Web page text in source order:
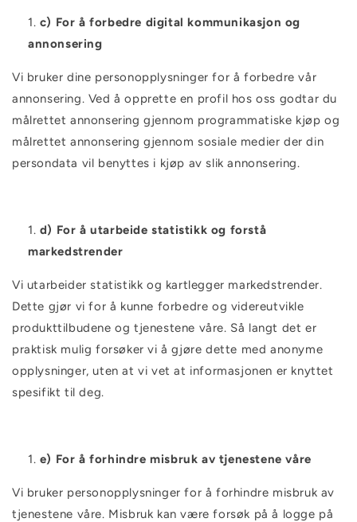
c) For å forbedre digital kommunikasjon og
annonsering
Vi bruker dine personopplysninger for å forbedre vår
annonsering. Ved å opprette en profil hos oss godtar du
målrettet annonsering gjennom programmatiske kjøp og
målrettet annonsering gjennom sosiale medier der din
persondata vil benyttes i kjøp av slik annonsering.
d) For å utarbeide statistikk og forstå
markedstrender
Vi utarbeider statistikk og kartlegger markedstrender.
Dette gjør vi for å kunne forbedre og videreutvikle
produkttilbudene og tjenestene våre. Så langt det er
praktisk mulig forsøker vi å gjøre dette med anonyme
opplysninger, uten at vi vet at informasjonen er knyttet
spesifikt til deg.
e) For å forhindre misbruk av tjenestene våre
Vi bruker personopplysninger for å forhindre misbruk av
tjenestene våre. Misbruk kan være forsøk på å logge på